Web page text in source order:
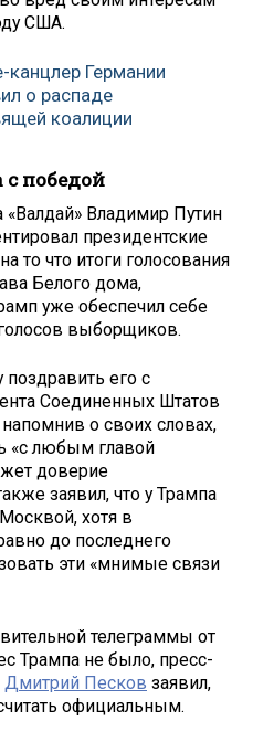
США.
канцлер Германии
о распаде
коалиции
победой
«Валдай» Владимир Путин
президентские
что итоги голосования
Белого дома,
уже обеспечил себе
выборщиков.
поздравить его с
Соединенных Штатов
о своих словах,
«с любым главой
доверие
заявил, что у Трампа
хотя в
до последнего
эти «мнимые связи
телеграммы от
Трампа не было, пресс-
Дмитрий Песков заявил,
официальным.